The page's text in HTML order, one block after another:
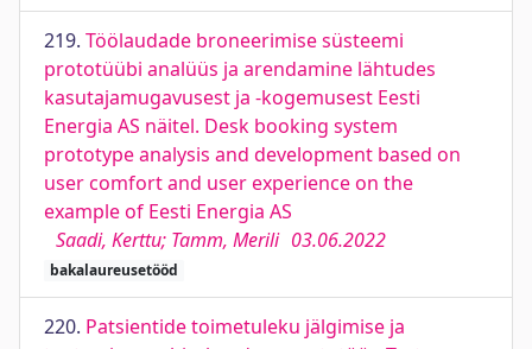
219. Töölaudade broneerimise süsteemi
prototüübi analüüs ja arendamine lähtudes
kasutajamugavusest ja -kogemusest Eesti
Energia AS näitel. Desk booking system
prototype analysis and development based on
user comfort and user experience on the
example of Eesti Energia AS
Saadi, Kerttu; Tamm, Merili 03.06.2022
bakalaureusetööd
220. Patsientide toimetuleku jälgimise ja